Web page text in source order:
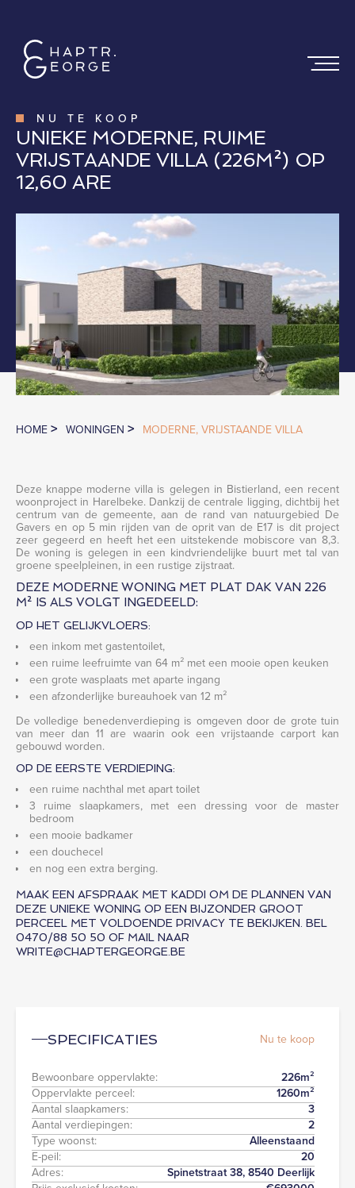
NU TE KOOP
UNIEKE MODERNE, RUIME
VRIJSTAANDE VILLA (226M²) OP
12,60 ARE
HOME> WONINGEN > MODERNE, VRIJSTAANDE VILLA
SPECIFICATIES Nu te koop
Bewoonbare oppervlakte: 226m²
Oppervlakte perceel:
1260m²
Aantal slaapkamers:
3
Aantal verdiepingen:
2
Type woonst:
Alleenstaand
E-peil:
20
Adres:
Spinetstraat 38, 8540 Deerlijk
Deze knappe moderne villa is gelegen in Bistierland, een recent
woonproject in Harelbeke. Dankzij de centrale ligging, dichtbij het
centrum van de gemeente, aan de rand van natuurgebied De
Gavers en op 5 min rijden van de oprit van de E17 is dit project
zeer gegeerd en heeft het een uitstekende mobiscore van 8,3.
De woning is gelegen in een kindvriendelijke buurt met tal van
groene speelpleinen, in een rustige zijstraat.
DEZE MODERNE WONING MET PLAT DAK VAN 226
M² IS ALS VOLGT INGEDEELD:
OP HET GELIJKVLOERS:
een inkom met gastentoilet,
een ruime leefruimte van 64 m² met een mooie open keuken
een grote wasplaats met aparte ingang
een afzonderlijke bureauhoek van 12 m²
De volledige benedenverdieping is omgeven door de grote tuin
van meer dan 11 are waarin ook een vrijstaande carport kan
gebouwd worden.
OP DE EERSTE VERDIEPING:
een ruime nachthal met apart toilet
3 ruime slaapkamers, met een dressing voor de master
bedroom
een mooie badkamer
een douchecel
en nog een extra berging.
MAAK EEN AFSPRAAK MET KADDI OM DE PLANNEN VAN
DEZE UNIEKE WONING OP EEN BIJZONDER GROOT
PERCEEL MET VOLDOENDE PRIVACY TE BEKIJKEN. BEL
0470/88 50 50 OF MAIL NAAR
WRITE@CHAPTERGEORGE.BE